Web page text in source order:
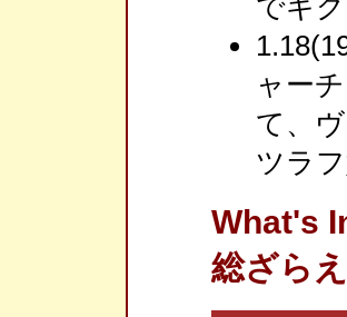
ャー
て、
ツラフ
What's
総ざらえ